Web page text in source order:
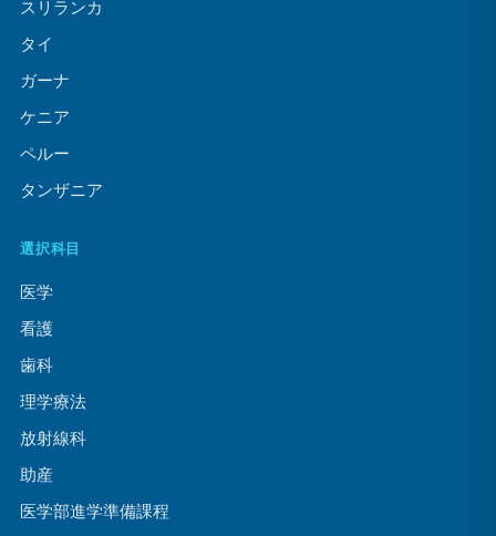
スリランカ
タイ
ガーナ
ケニア
ペルー
タンザニア
選択科目
医学
看護
歯科
理学療法
放射線科
助産
医学部進学準備課程